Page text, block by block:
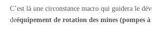
C’est là une circonstance macro qui guidera le
deéquipement de rotation des mines (pompes